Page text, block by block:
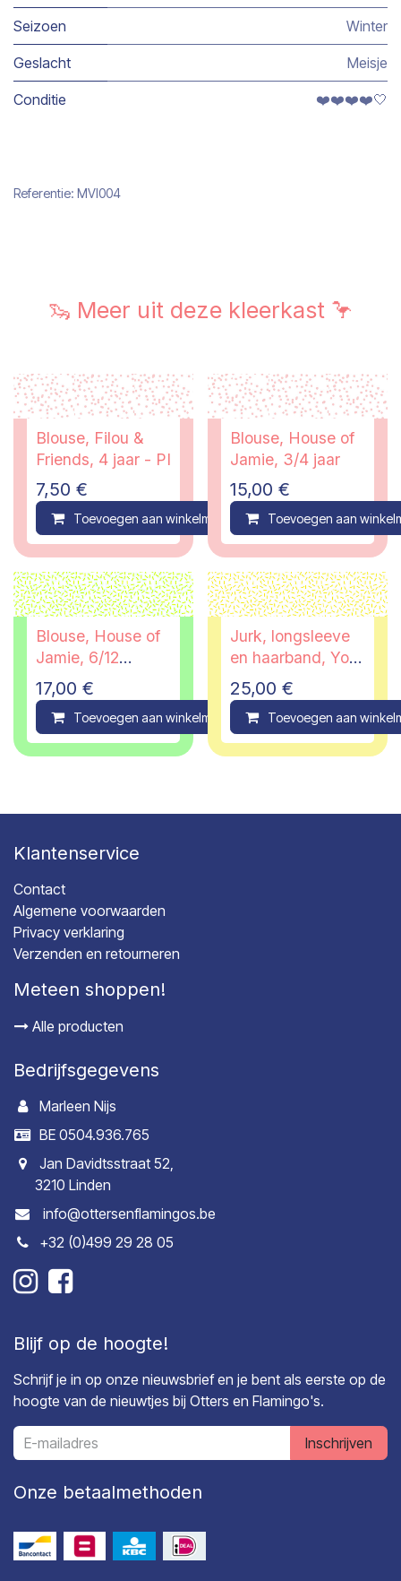
Seizoen Winter
Geslacht Meisje
Conditie ❤️❤️❤️❤️🤍
Referentie: MVI004
🦦 Meer uit deze kleerkast 🦩
Blouse, Filou &
Friends, 4 jaar - PI
7,50 €
Toevoegen aan winkelmandje Compare
Blouse, House of
Jamie, 3/4 jaar
15,00 €
Toevoegen aan
Blouse, House of
Jamie, 6/12
maanden
17,00 €
Toevoegen aan winkelmandje Compare
Jurk, longsleeve
en haarband, Your
Wishes, 2/6
maanden
25,00 €
Toevoegen aan
Klantenservice
Contact
Algemene voorwaarden
Privacy verklaring
Verzenden en retourneren
Meteen shoppen!
Alle producten
Bedrijfsgegevens
Marleen Nijs
BE 0504.936.765
Jan Davidtsstraat 52,
3210 Linden
info@ottersenflamingos.be
+32 (0)499 29 28 05
Blijf op de hoogte!
Schrijf je in op onze nieuwsbrief en je bent als eerste op de
hoogte van de nieuwtjes bij Otters en Flamingo's.
Inschrijven
Onze betaalmethoden